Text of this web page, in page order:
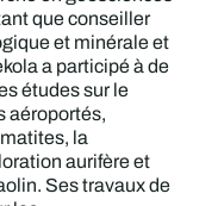
que conseiller
et minérale et
a participé à de
études sur le
aéroportés,
la
aurifère et
Ses travaux de